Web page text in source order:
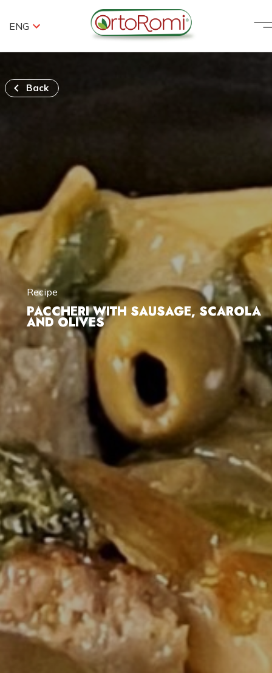
ENG
Back
Recipe
PACCHERI WITH SAUSAGE, SCAROLA
AND OLIVES